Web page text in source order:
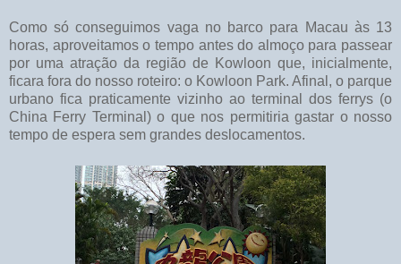
Como só conseguimos vaga no barco para Macau às 13
horas, aproveitamos o tempo antes do almoço para passear
por uma atração da região de Kowloon que, inicialmente,
ficara fora do nosso roteiro: o Kowloon Park. Afinal, o parque
urbano fica praticamente vizinho ao terminal dos ferrys (o
China Ferry Terminal) o que nos permitiria gastar o nosso
tempo de espera sem grandes deslocamentos.